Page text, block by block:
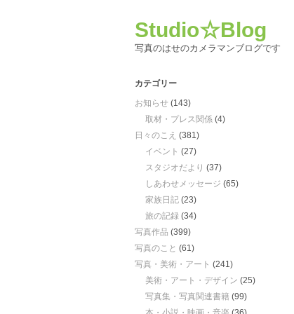
Studio☆Blog
写真のはせのカメラマンブログです
カテゴリー
お知らせ (143)
取材・プレス関係 (4)
日々のこえ (381)
イベント (27)
スタジオだより (37)
しあわせメッセージ (65)
家族日記 (23)
旅の記録 (34)
写真作品 (399)
写真のこと (61)
写真・美術・アート (241)
美術・アート・デザイン (25)
写真集・写真関連書籍 (99)